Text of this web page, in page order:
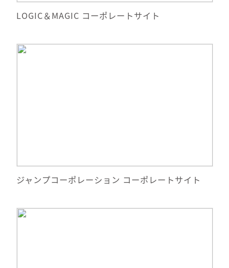
サイトへ移動
LOGIC＆MAGIC コーポレートサイト
詳細情報
サイトへ移動
ジャンプコーポレーション コーポレートサイト
詳細情報